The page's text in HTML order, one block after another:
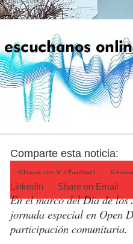
Ronda de
Opinión:
Cédulas
Comparte esta noticia:
Share on X (Twitter)
LinkedIn
Share on Email
En el marco del Día de
jornada especial en Open
participación comunitaria.